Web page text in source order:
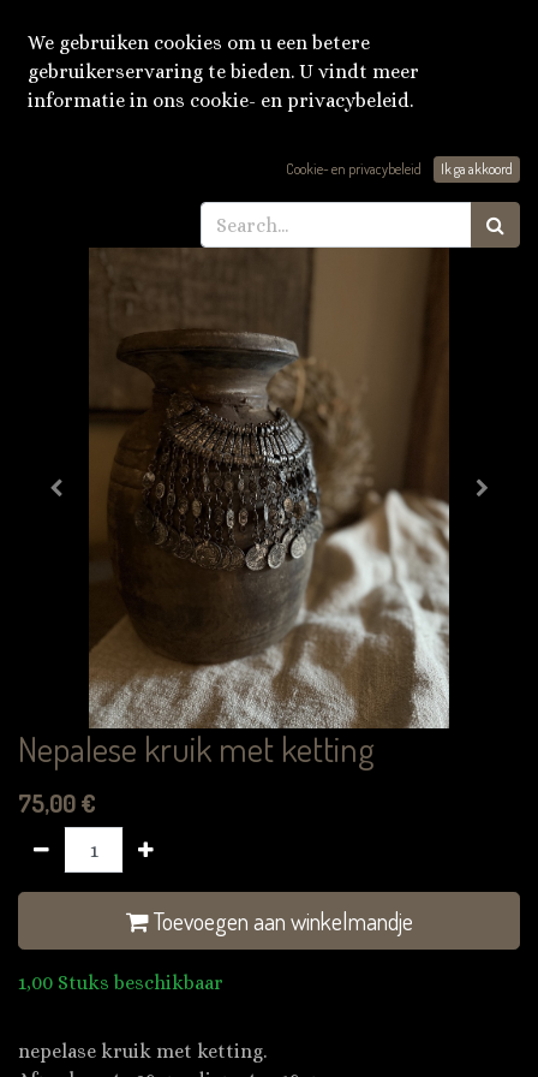
Nepalese kruik met ketting
75,00€
Toevoegen aan winkelmandje
1,00 Stuks beschikbaar
nepelase kruik met ketting.
We gebruiken cookies om u een betere
gebruikerservaring te bieden. U vindt meer
informatie in ons cookie- en privacybeleid.
Cookie- en privacybeleid Ik ga akkoord